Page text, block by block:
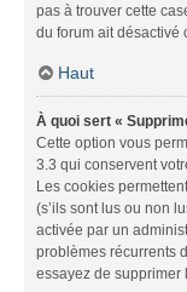
pas à trouver cette
du forum ait désactivé
Haut
À quoi sert «
Cette option vous
3.3 qui conservent
Les cookies
(s’ils sont lus ou non
activée par un
problèmes récurrents
essayez de supprimer